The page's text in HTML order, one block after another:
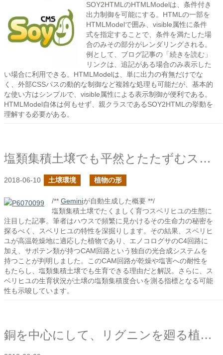
SOY2HTMLのHTMLModelは、条件付き
出力制御を可能にする。HTMLの一部を
HTMLModelで囲み、visible属性に条件
式を指定することで、条件を満たした場
合のみその部分がレンダリングされる。
例として、ブログ記事の「続きを読む」
リンクは、追記がある場合のみ表示した
い場合に利用できる。HTMLModelは、単に出力の有無だけでな
く、外部CSSパスの動的な制御など複雑な処理も可能だが、基本的
な使い方はシンプルで、visible属性による表示制御が便利である。
HTMLModel自体は何もせず、親クラスであるSOY2HTMLの挙動を
理解する必要がある。
塩類集積土壌でも平然とたたずむスベリヒユ
2018-06-10 土壌環境 植物の形
/** Geminiが自動生成した概要 **/
塩類集積土壌でたくましく育つスベリヒユの生態に
注目した記事。筆者はハウスで頻繁に見かけるその生命力の秘密を
探るべく、スベリヒユの特性を深掘りします。その結果、スベリヒ
ユが高温乾燥地に適応した植物であり、エノコログサのC4回路に
加え、サボテン類が持つCAM回路という独自の光合成システムを
持つことが判明しました。このCAM回路が乾燥や塩害への耐性を
もたらし、塩類集積土壌でも生育できる理由だと解説。さらに、ス
ベリヒユの生育状況が土壌の塩類集積度合いを測る指標となる可能
性も示唆しています。
銅を中心にして、リグニンを廻る植物とキノコたちの活動